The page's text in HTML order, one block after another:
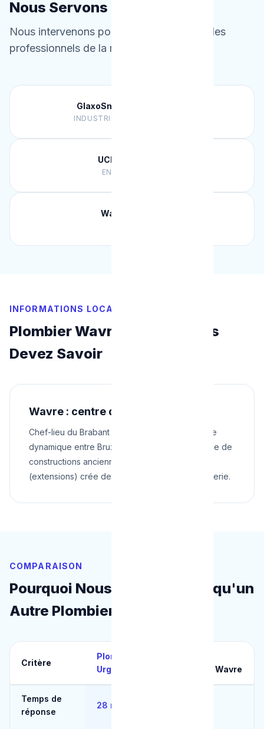
Nous Servons
Nous intervenons pour les particuliers ET les
professionnels de la région.
GlaxoSmithKline (pharma)
INDUSTRIE PHARMACEUTIQUE
UCLouvain (LLN)
ENSEIGNEMENT
Walibi Belgium
INFORMATIONS LOCALES
Plombier Wavre : Ce que Vous
Devez Savoir
Wavre : centre du Brabant Wallon
Chef-lieu du Brabant Wallon, Wavre est une ville
dynamique entre Bruxelles et Namur. Le mélange de
constructions anciennes (centre) et récentes
(extensions) crée des besoins variés en plomberie.
COMPARAISON
Pourquoi Nous Choisir plutôt qu'un
Autre Plombier à Wavre
Critère
Plombier
Urgence
plombiers Wavre
Temps de
réponse
28 min